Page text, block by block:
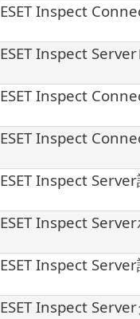
ESET Inspect
ESET Inspect
ESET Inspect
ESET Inspect
ESET Inspect
ESET Inspect
ESET Inspect
ESET Inspect